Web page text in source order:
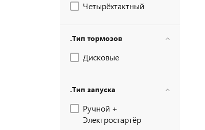
Четырёхтактный
.Тип тормозов
Дисковые
.Тип запуска
Ручной +
Электростартёр